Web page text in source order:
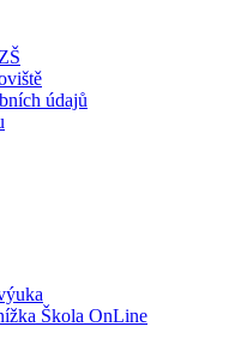
údajů
Škola OnLine